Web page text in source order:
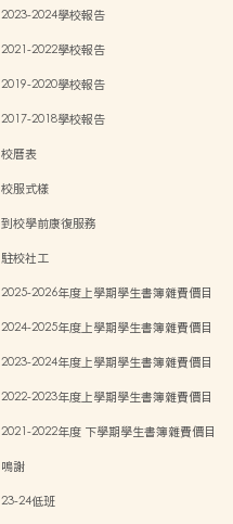
2023-2024學校報告
2021-2022學校報告
2019-2020學校報告
2017-2018學校報告
校曆表
校服式樣
到校學前康復服務
駐校社工
2025-2026年度上學期學生書簿雜費價目
2024-2025年度上學期學生書簿雜費價目
2023-2024年度上學期學生書簿雜費價目
2022-2023年度上學期學生書簿雜費價目
2021-2022年度 下學期學生書簿雜費價目
鳴謝
23-24低班